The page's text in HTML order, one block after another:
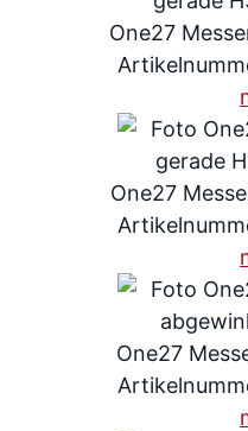
One27
One27
One27